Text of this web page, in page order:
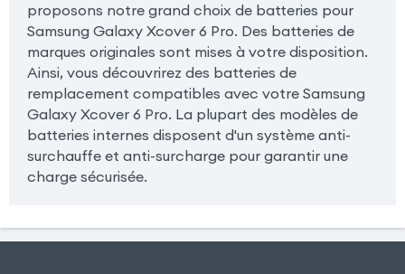
proposons notre grand choix de batteries pour
Samsung Galaxy Xcover 6 Pro. Des batteries de
marques originales sont mises à votre disposition.
Ainsi, vous découvrirez des batteries de
remplacement compatibles avec votre Samsung
Galaxy Xcover 6 Pro. La plupart des modèles de
batteries internes disposent d'un système anti-
surchauffe et anti-surcharge pour garantir une
charge sécurisée.